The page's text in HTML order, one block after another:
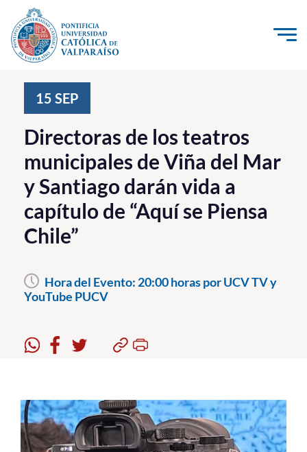
Click acá para ir directamente al contenido
Investigación, Creación e Innovación
PUCV Internacional
Vinculación con el Medio
Admisión
Pregrado
Postgrado
Formación Continua
Estudiantes
Funcionarios
Alumni
15 SEP
Directoras de los teatros
municipales de Viña del Mar
y Santiago darán vida a
capítulo de “Aquí se Piensa
Chile”
Hora del Evento: 20:00 horas por UCV TV y
YouTube PUCV